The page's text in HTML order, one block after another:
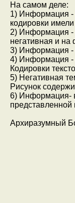
На самом деле:
1) Информация -
кодировки
2) Информация -
негативная и
3) Информация -
4) Информация -
Кодировки
5) Негативная
Рисунок
6) Информация-
представленной
Архиразумный